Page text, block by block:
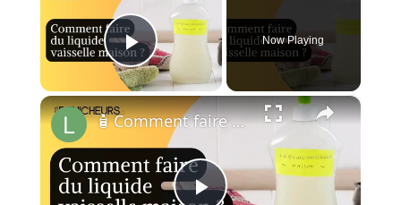
Play Video
Now Playing
×
🧴 Comment faire du liquide vaisselle à la maison ?🏠